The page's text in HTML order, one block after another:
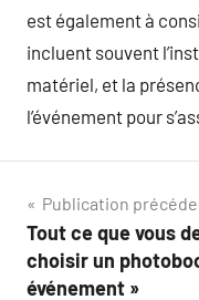
est également à
incluent souvent
matériel, et la
l’événement pour
Navigation
de
Publication
Tout ce que vous
choisir un
événement »